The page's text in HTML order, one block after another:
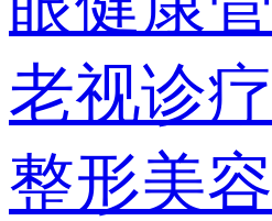
老视诊
整形美